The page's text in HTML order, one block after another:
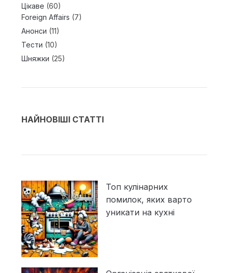
Цікаве (60)
Foreign Affairs (7)
Анонси (11)
Тести (10)
Шняжки (25)
НАЙНОВІШІ СТАТТІ
Топ кулінарних
помилок, яких варто
уникати на кухні